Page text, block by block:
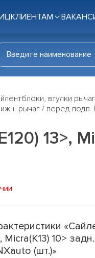
КЛИЕНТАМ
втулки
рычаг / перед.подв.
13>,
Micra(K13) 10>
(шт.)»